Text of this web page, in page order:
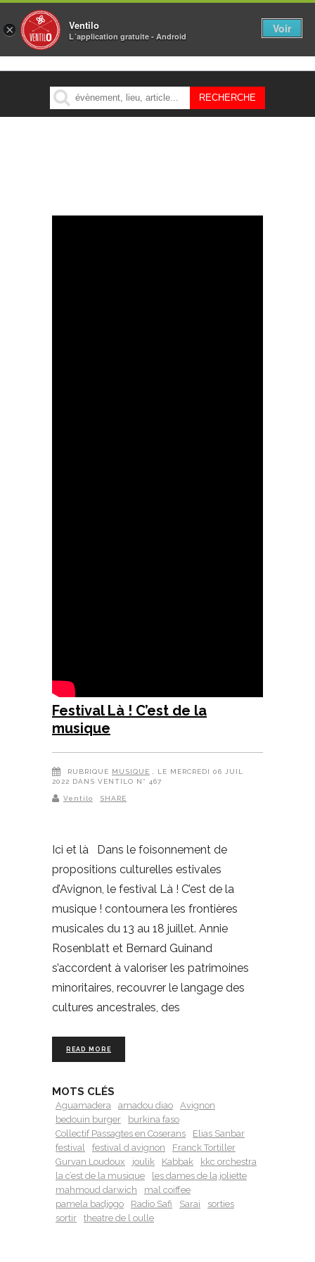
MENU
Festival Là ! C’est de la
musique
RUBRIQUE MUSIQUE
, LE MERCREDI 06 JUIL
2022 DANS VENTILO N° 467
Ventilo SHARE
Ici et là Dans le foisonnement de
propositions culturelles estivales
d’Avignon, le festival Là ! C’est de la
musique ! contournera les frontières
musicales du 13 au 18 juillet. Annie
Rosenblatt et Bernard Guinand
s’accordent à valoriser les patrimoines
minoritaires, recouvrer le langage des
cultures ancestrales, des
READ MORE
MOTS CLÉS
Aguamadera amadou diao
Avignon
bedouin burger
burkina faso
Collectif Passagtes en Coserans
Elias Sanbar
festival
festival d avignon
Franck Tortiller
Gurvan Loudoux
joulik Kabbak
kkc orchestra
la c’est de la musique
les dames de la joliette
mahmoud darwich
mal coiffee
pamela badjogo
Radio Safi Sarai
sorties
sortir
theatre de l oulle
× Ventilo
L´application gratuite - Android
Voir